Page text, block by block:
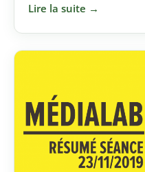
Lire la suite →